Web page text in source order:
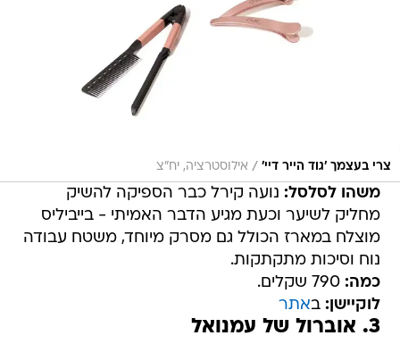
צרי בעצמך 'גוד הייר דיי' / אילוסטרציה, יח"צ
משהו לסלסל: נועה קירל כבר הספיקה להשיק
מחליק לשיער וכעת מגיע הדבר האמיתי - בייביליס
מוצלח במארז הכולל גם מסרק מיוחד, משטח עבודה
נוח וסיכות מתקתקות.
כמה: 790 שקלים.
לוקיישן: באתר
3. אוברול של עמנואל